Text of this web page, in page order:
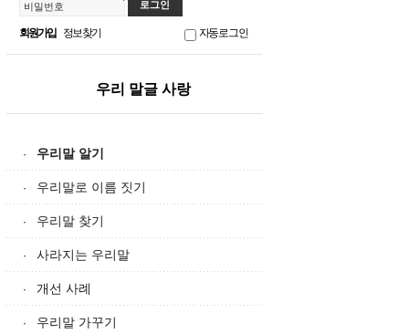
비밀번호
회원가입 정보찾기 자동로그인
우리 말글 사랑
· 우리말 알기
· 우리말로 이름 짓기
· 우리말 찾기
· 사라지는 우리말
· 개선 사례
· 우리말 가꾸기